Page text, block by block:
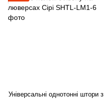
Універсальні однотонні штори з